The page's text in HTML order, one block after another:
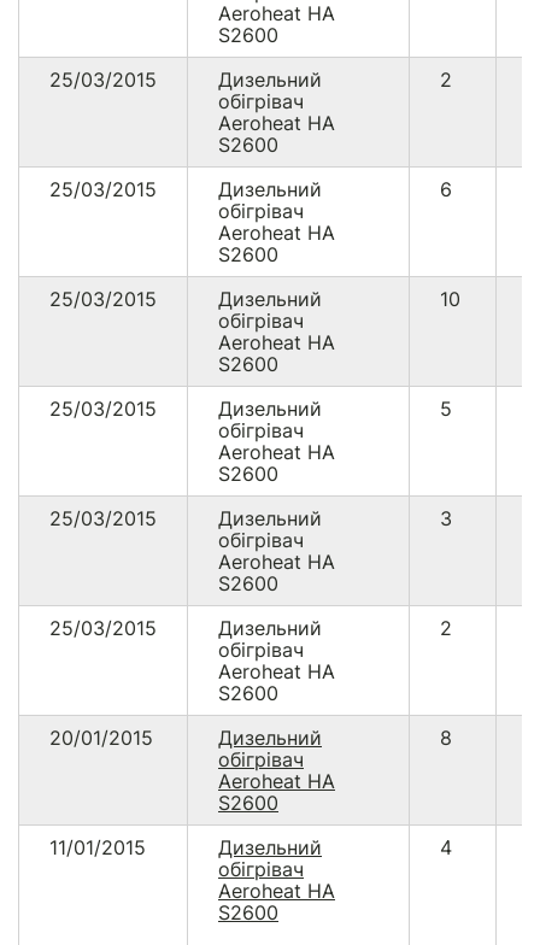
Aeroheat HA
S2600
25/03/2015
Дизельний
обігрівач
Aeroheat HA
S2600
2
25/03/2015
Дизельний
обігрівач
Aeroheat HA
S2600
6
25/03/2015
Дизельний
обігрівач
Aeroheat HA
S2600
10
25/03/2015
Дизельний
обігрівач
Aeroheat HA
S2600
5
25/03/2015
Дизельний
обігрівач
Aeroheat HA
S2600
3
25/03/2015
Дизельний
обігрівач
Aeroheat HA
S2600
2
20/01/2015
Дизельний
обігрівач
Aeroheat HA
S2600
8
11/01/2015
Дизельний
обігрівач
Aeroheat НА
S2600
4